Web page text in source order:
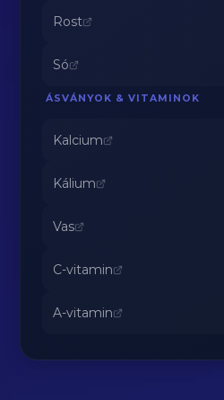
Rost
Só
ÁSVÁNYOK & VITAMINOK
Kalcium
Kálium
Vas
C-vitamin
A-vitamin